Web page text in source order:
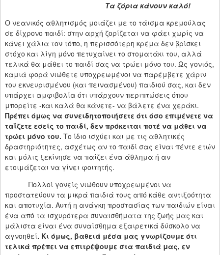
Τα ζόρια κάνουν καλό!
Ο νεανικός αθλητισμός μοιάζει με το τάισμα κρεμούλας
σε δίχρονο παιδί: στην αρχή ζορίζεται να φάει χωρίς να
κάνει χάλια τον τόπο, η περισσότερη κρέμα δεν βρίσκει
στόχο και λίγη μόνο πετυχαίνει το στοματάκι του, αλλά
τελικά θα μάθει το παιδί σας να τρώει μόνο του. Ως γονιός,
καμιά φορά νιώθετε υποχρεωμένοι να παρέμβετε χάριν
του εκνευρισμένου (και πεινασμένου) παιδιού σας, και δεν
υπάρχει αμφιβολία ότι υπάρχουν περιπτώσεις όπου
μπορείτε -και καλά θα κάνετε- να βάλετε ένα χεράκι.
Πρέπει όμως να συνειδητοποιήσετε ότι όσο επιμένετε να
ταΐζετε εσείς το παιδί, δεν πρόκειται ποτέ να μάθει να
τρώει μόνο του. Το ίδιο ισχύει και με τις αθλητικές
δραστηριότητες, ασχέτως αν το παιδί σας είναι πέντε ετών
και μόλις ξεκίνησε να παίζει ένα άθλημα ή αν
ετοιμάζεται να γίνει φοιτητής.
Πολλοί γονείς νιώθουν υποχρεωμένοι να
προστατεύουν τα μικρά παιδιά τους από κάθε αντιξοότητα
και αποτυχία. Αυτή η ανάγκη προστασίας των παιδιών είναι
ένα από τα ισχυρότερα συναισθήματα της ζωής μας και
μάλιστα είναι ένα συναίσθημα εξαιρετικά δύσκολο να
αγνοηθεί. Κι όμως, βαθειά μέσα μας γνωρίζουμε ότι
τελικά πρέπει να επιτρέψουμε στα παιδιά μας, εν